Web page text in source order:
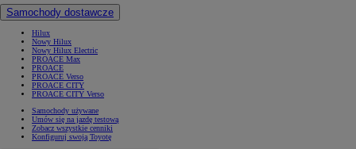
Samochody dostawcze
Hilux
Nowy Hilux
Nowy Hilux Electric
PROACE Max
PROACE
PROACE Verso
PROACE CITY
PROACE CITY Verso
Samochody używane
Umów się na jazdę testową
Zobacz wszystkie cenniki
Konfiguruj swoją Toyotę